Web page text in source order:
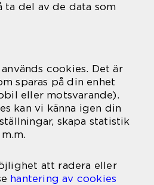
ta del av de data som
cookies. Det är
sparas på din enhet
eller motsvarande).
kan vi känna igen din
skapa statistik
att radera eller
hantering av cookies